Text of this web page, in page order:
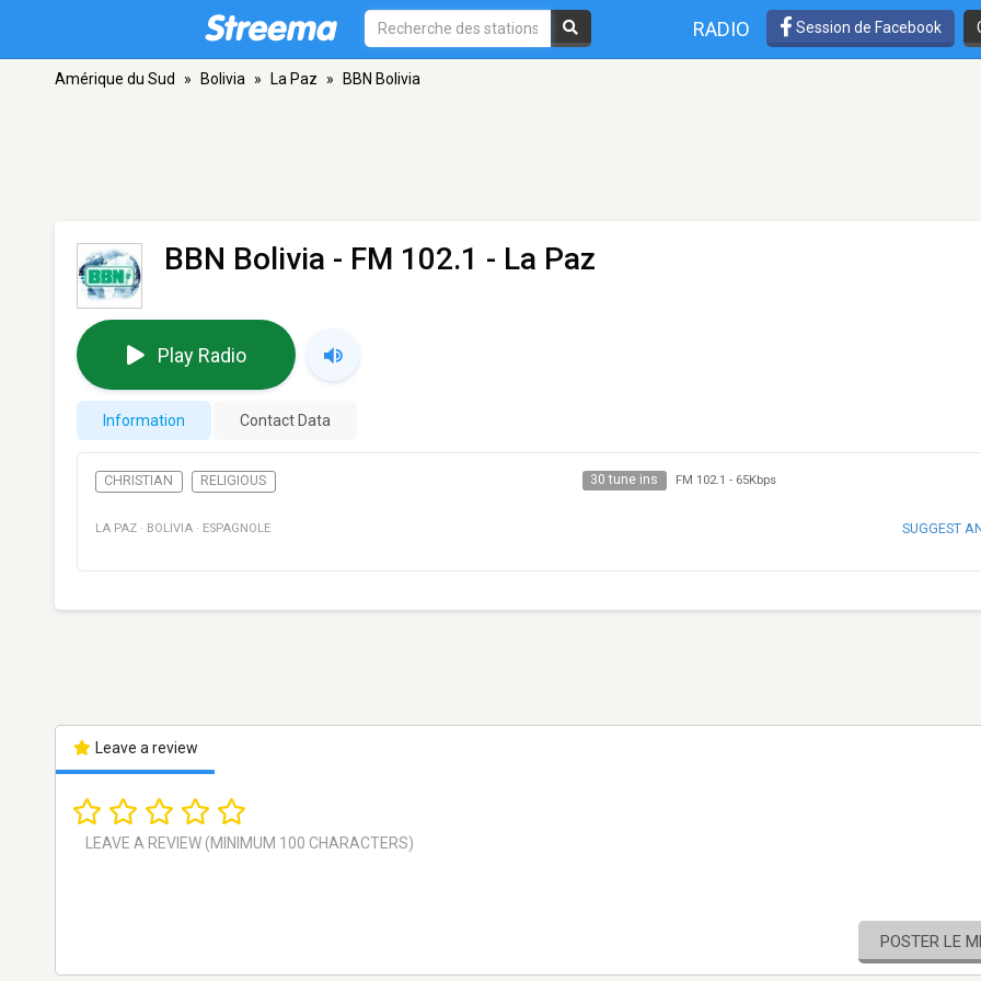
RADIO Session de Facebook
Amérique du Sud » Bolivia » La Paz » BBN Bolivia
BBN Bolivia - FM 102.1 - La Paz
Play Radio
Information Contact Data
CHRISTIAN RELIGIOUS 30 tune ins FM 102.1 - 65Kbps
LA PAZ · BOLIVIA · ESPAGNOLE SUGGEST
Leave a review
POSTER LE